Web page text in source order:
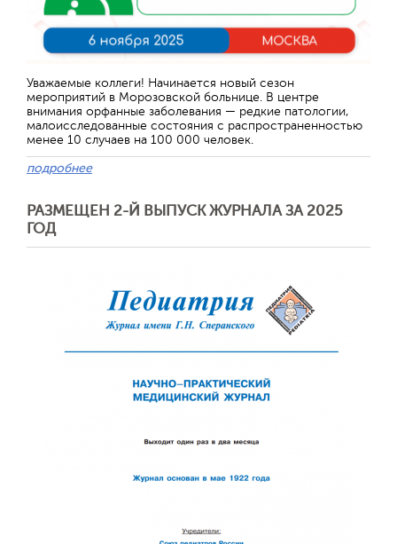
Уважаемые коллеги! Начинается новый сезон
мероприятий в Морозовской больнице. В центре
внимания орфанные заболевания — редкие патологии,
малоисследованные состояния с распространенностью
менее 10 случаев на 100 000 человек.
подробнее
РАЗМЕЩЕН 2-Й ВЫПУСК ЖУРНАЛА ЗА 2025
ГОД